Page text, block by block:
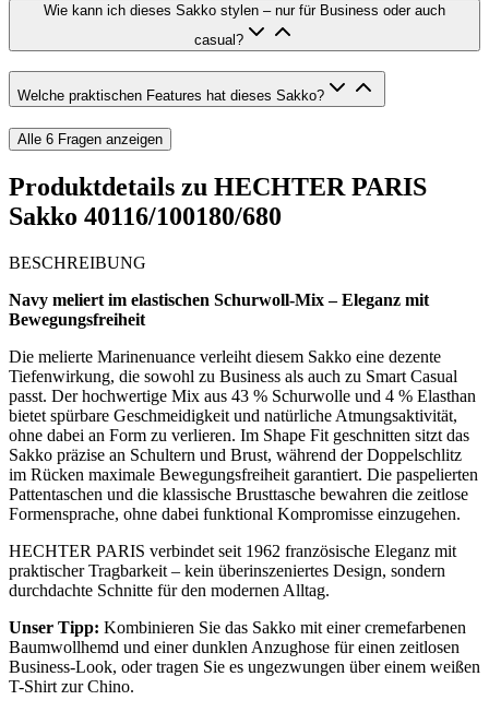
Wie kann ich dieses Sakko stylen – nur für Business oder auch
casual?
Welche praktischen Features hat dieses Sakko?
Alle 6 Fragen anzeigen
Produktdetails zu HECHTER PARIS
Sakko 40116/100180/680
BESCHREIBUNG
Navy meliert im elastischen Schurwoll-Mix – Eleganz mit
Bewegungsfreiheit
Die melierte Marinenuance verleiht diesem Sakko eine dezente
Tiefenwirkung, die sowohl zu Business als auch zu Smart Casual
passt. Der hochwertige Mix aus 43 % Schurwolle und 4 % Elasthan
bietet spürbare Geschmeidigkeit und natürliche Atmungsaktivität,
ohne dabei an Form zu verlieren. Im Shape Fit geschnitten sitzt das
Sakko präzise an Schultern und Brust, während der Doppelschlitz
im Rücken maximale Bewegungsfreiheit garantiert. Die paspelierten
Pattentaschen und die klassische Brusttasche bewahren die zeitlose
Formensprache, ohne dabei funktional Kompromisse einzugehen.
HECHTER PARIS verbindet seit 1962 französische Eleganz mit
praktischer Tragbarkeit – kein überinszeniertes Design, sondern
durchdachte Schnitte für den modernen Alltag.
Unser Tipp: Kombinieren Sie das Sakko mit einer cremefarbenen
Baumwollhemd und einer dunklen Anzughose für einen zeitlosen
Business-Look, oder tragen Sie es ungezwungen über einem weißen
T-Shirt zur Chino.